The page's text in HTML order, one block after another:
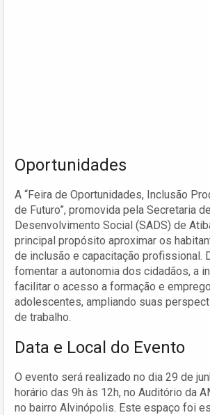
Oportunidades
A “Feira de Oportunidades, Inclusão
de Futuro”, promovida pela Secretaria
Desenvolvimento Social (SADS) de
principal propósito aproximar os
de inclusão e capacitação profissional.
fomentar a autonomia dos cidadãos, a
facilitar o acesso a formação e
adolescentes, ampliando suas
de trabalho.
Data e Local do Evento
O evento será realizado no dia 29 de
horário das 9h às 12h, no Auditório da
no bairro Alvinópolis. Este espaço foi